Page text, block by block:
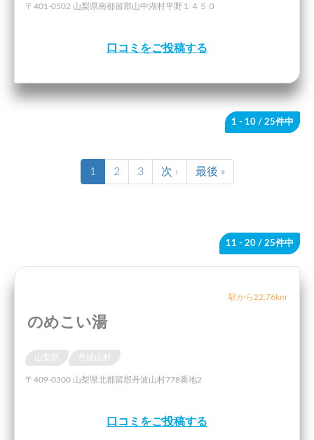
〒401-0502 山梨県南都留郡山中湖村平野１４５０
口コミをご投稿する
1 - 10 / 25件中
1 2 3 次 › 最後 »
11 - 20 / 25件中
駅から22.76km
のめこい湯
山梨県
〒409-0300 山梨県北都留郡丹波山村778番地2
口コミをご投稿する